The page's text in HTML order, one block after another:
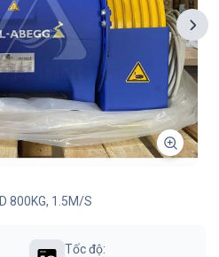
800KG, 1.5M/S
Tốc độ: